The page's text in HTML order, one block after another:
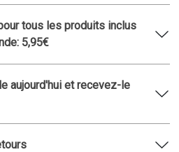
tous les produits inclus
5,95€
aujourd'hui et recevez-le